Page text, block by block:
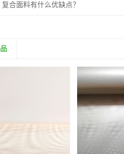
复合面料有什么优缺点？